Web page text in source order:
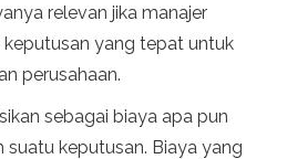
relevan jika manajer
yang tepat untuk
perusahaan.
sebagai biaya apa pun
suatu keputusan. Biaya yang